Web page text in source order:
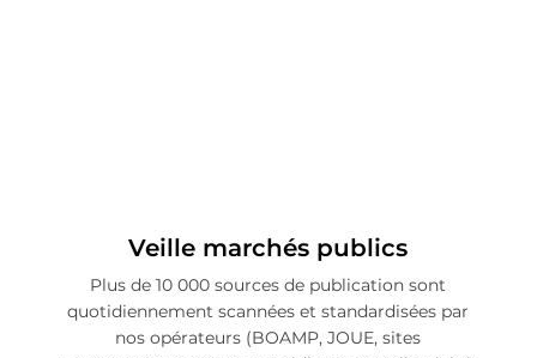
Veille marchés publics
Plus de 10 000 sources de publication sont
quotidiennement scannées et standardisées par
nos opérateurs (BOAMP, JOUE, sites